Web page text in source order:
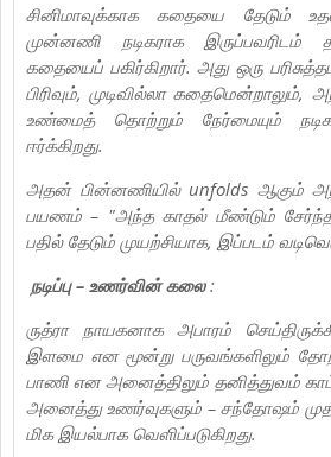
சினிமாவுக்காக கதையை தேடும்
முன்னணி நடிகராக
கதையைப் பகிர்கிறார். அது ஒரு
பிரிவும், முடிவில்லா கதைமென்றாலும்,
உண்மைத் தொற்றும் நேர்மையும்
ஈர்க்கிறது.
அதன் பின்னணியில் unfolds ஆகும்
பயணம் – "அந்த காதல் மீண்டும்
பதில் தேடும் முயற்சியாக, இப்படம்
நடிப்பு – உணர்வின் கலை:
ருத்ரா நாயகனாக அபாரம்
இளமை என மூன்று பருவங்களிலும்
பாணி என அனைத்திலும் தனித்துவம்
அனைத்து உணர்வுகளும் – சந்தோஷம்
மிக இயல்பாக வெளிப்படுகிறது.